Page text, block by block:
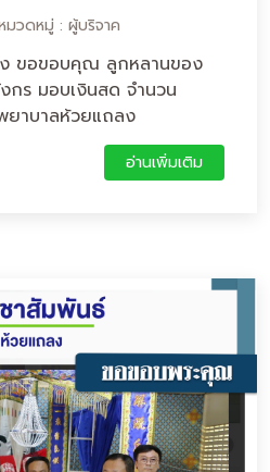
มวดหมู่ : ผู้บริจาค
ขอขอบคุณ ลูกหลานของ
ร มอบเงินสด จำนวน
ยาบาลห้วยแถลง
อ่านเพิ่มเติม